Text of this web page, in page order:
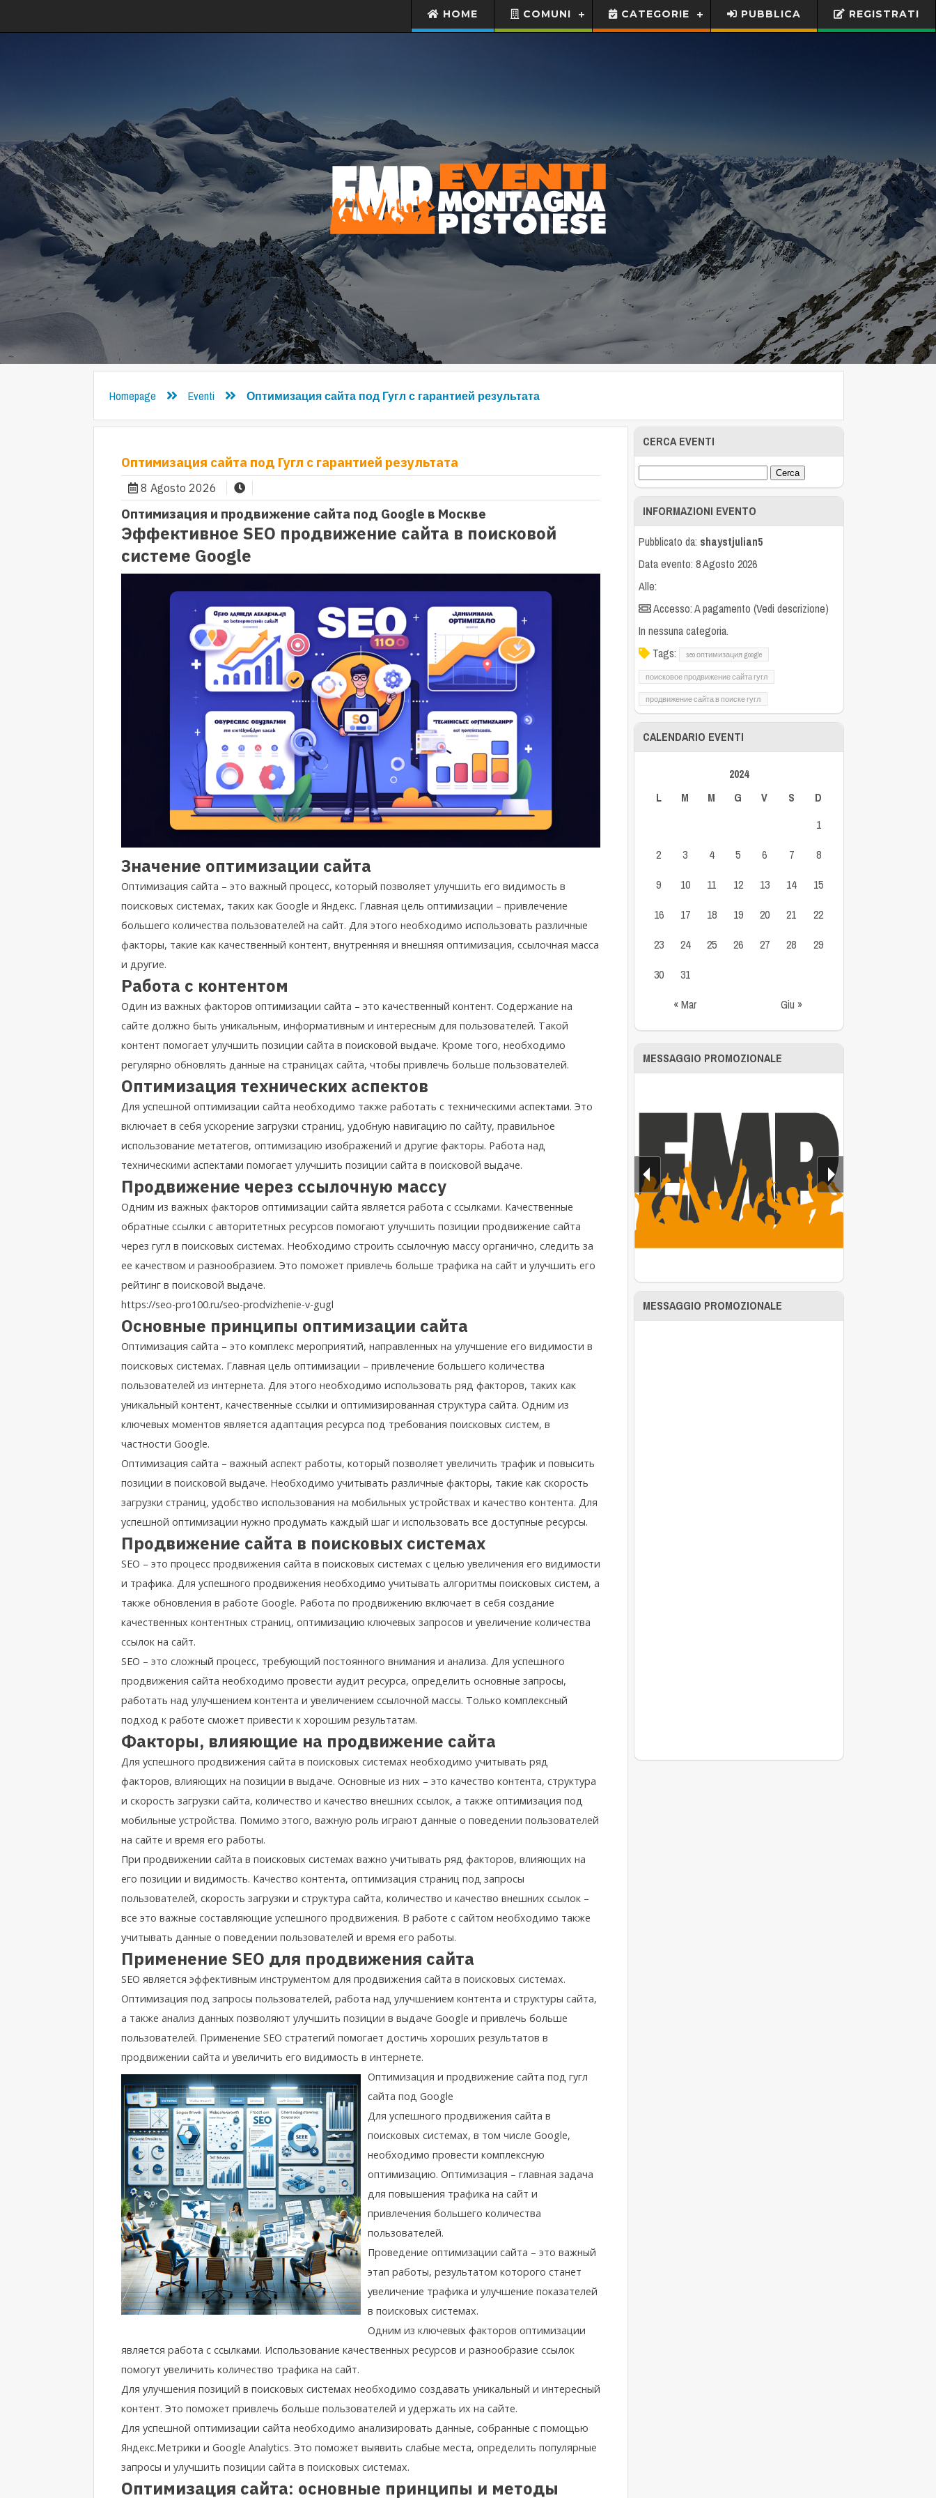
HOME COMUNI CATEGORIE PUBBLICA REGISTRATI
Homepage Eventi Оптимизация сайта под Гугл с гарантией результата
Оптимизация сайта под Гугл с гарантией результата
8 Agosto 2026
Оптимизация и продвижение сайта под Google в Москве
Эффективное SEO продвижение сайта в поисковой
системе Google
Значение оптимизации сайта
Оптимизация сайта – это важный процесс, который позволяет улучшить его видимость в
поисковых системах, таких как Google и Яндекс. Главная цель оптимизации – привлечение
большего количества пользователей на сайт. Для этого необходимо использовать различные
факторы, такие как качественный контент, внутренняя и внешняя оптимизация, ссылочная масса
и другие.
Работа с контентом
Один из важных факторов оптимизации сайта – это качественный контент. Содержание на
сайте должно быть уникальным, информативным и интересным для пользователей. Такой
контент помогает улучшить позиции сайта в поисковой выдаче. Кроме того, необходимо
регулярно обновлять данные на страницах сайта, чтобы привлечь больше пользователей.
Оптимизация технических аспектов
Для успешной оптимизации сайта необходимо также работать с техническими аспектами. Это
включает в себя ускорение загрузки страниц, удобную навигацию по сайту, правильное
использование метатегов, оптимизацию изображений и другие факторы. Работа над
техническими аспектами помогает улучшить позиции сайта в поисковой выдаче.
Продвижение через ссылочную массу
Одним из важных факторов оптимизации сайта является работа с ссылками. Качественные
обратные ссылки с авторитетных ресурсов помогают улучшить позиции продвижение сайта
через гугл в поисковых системах. Необходимо строить ссылочную массу органично, следить за
ее качеством и разнообразием. Это поможет привлечь больше трафика на сайт и улучшить его
рейтинг в поисковой выдаче.
https://seo-pro100.ru/seo-prodvizhenie-v-gugl
Основные принципы оптимизации сайта
Оптимизация сайта – это комплекс мероприятий, направленных на улучшение его видимости в
поисковых системах. Главная цель оптимизации – привлечение большего количества
пользователей из интернета. Для этого необходимо использовать ряд факторов, таких как
уникальный контент, качественные ссылки и оптимизированная структура сайта. Одним из
ключевых моментов является адаптация ресурса под требования поисковых систем, в
частности Google.
Оптимизация сайта – важный аспект работы, который позволяет увеличить трафик и повысить
позиции в поисковой выдаче. Необходимо учитывать различные факторы, такие как скорость
загрузки страниц, удобство использования на мобильных устройствах и качество контента. Для
успешной оптимизации нужно продумать каждый шаг и использовать все доступные ресурсы.
Продвижение сайта в поисковых системах
SEO – это процесс продвижения сайта в поисковых системах с целью увеличения его видимости
и трафика. Для успешного продвижения необходимо учитывать алгоритмы поисковых систем, а
также обновления в работе Google. Работа по продвижению включает в себя создание
качественных контентных страниц, оптимизацию ключевых запросов и увеличение количества
ссылок на сайт.
SEO – это сложный процесс, требующий постоянного внимания и анализа. Для успешного
продвижения сайта необходимо провести аудит ресурса, определить основные запросы,
работать над улучшением контента и увеличением ссылочной массы. Только комплексный
подход к работе сможет привести к хорошим результатам.
Факторы, влияющие на продвижение сайта
Для успешного продвижения сайта в поисковых системах необходимо учитывать ряд
факторов, влияющих на позиции в выдаче. Основные из них – это качество контента, структура
и скорость загрузки сайта, количество и качество внешних ссылок, а также оптимизация под
мобильные устройства. Помимо этого, важную роль играют данные о поведении пользователей
на сайте и время его работы.
При продвижении сайта в поисковых системах важно учитывать ряд факторов, влияющих на
его позиции и видимость. Качество контента, оптимизация страниц под запросы
пользователей, скорость загрузки и структура сайта, количество и качество внешних ссылок –
все это важные составляющие успешного продвижения. В работе с сайтом необходимо также
учитывать данные о поведении пользователей и время его работы.
Применение SEO для продвижения сайта
SEO является эффективным инструментом для продвижения сайта в поисковых системах.
Оптимизация под запросы пользователей, работа над улучшением контента и структуры сайта,
а также анализ данных позволяют улучшить позиции в выдаче Google и привлечь больше
пользователей. Применение SEO стратегий помогает достичь хороших результатов в
продвижении сайта и увеличить его видимость в интернете.
Оптимизация и продвижение сайта под гугл
сайта под Google
Для успешного продвижения сайта в
поисковых системах, в том числе Google,
необходимо провести комплексную
оптимизацию. Оптимизация – главная задача
для повышения трафика на сайт и
привлечения большего количества
пользователей.
Проведение оптимизации сайта – это важный
этап работы, результатом которого станет
увеличение трафика и улучшение показателей
в поисковых системах.
Одним из ключевых факторов оптимизации
является работа с ссылками. Использование качественных ресурсов и разнообразие ссылок
помогут увеличить количество трафика на сайт.
Для улучшения позиций в поисковых системах необходимо создавать уникальный и интересный
контент. Это поможет привлечь больше пользователей и удержать их на сайте.
Для успешной оптимизации сайта необходимо анализировать данные, собранные с помощью
Яндекс.Метрики и Google Analytics. Это поможет выявить слабые места, определить популярные
запросы и улучшить позиции сайта в поисковых системах.
Оптимизация сайта: основные принципы и методы
CERCA EVENTI
INFORMAZIONI EVENTO
Pubblicato da: shaystjulian5
Data evento: 8 Agosto 2026
Alle:
Accesso: A pagamento (Vedi descrizione)
In nessuna categoria.
Tags:
seo оптимизация google
поисковое продвижение сайта гугл
продвижение сайта в поиске гугл
CALENDARIO EVENTI
2024
L
M M G V S D
« Mar Giu »
1
2
3 4 5 6 7
8
9
10 11 12 13 14
15
16
17 18 19 20 21
22
23
24 25 26 27 28
29
30
31
MESSAGGIO PROMOZIONALE
MESSAGGIO PROMOZIONALE